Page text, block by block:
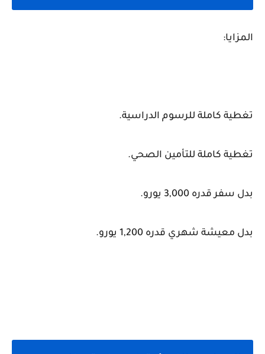
المزايا:
تغطية كاملة للرسوم الدراسية.
تغطية كاملة للتأمين الصحي.
بدل سفر قدره 3,000 يورو.
بدل معيشة شهري قدره 1,200 يورو.